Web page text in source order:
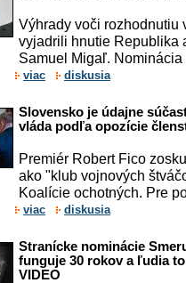
Výhrady voči rozhodnutiu
vyjadrili hnutie Republika
Samuel Migaľ. Nominácia
viac diskusia
Slovensko je údajne
vláda podľa opozície
Premiér Robert Fico
ako "klub vojnových
Koalície ochotných. Pre
viac diskusia
Stranícke nominácie
funguje 30 rokov a ľudia
VIDEO